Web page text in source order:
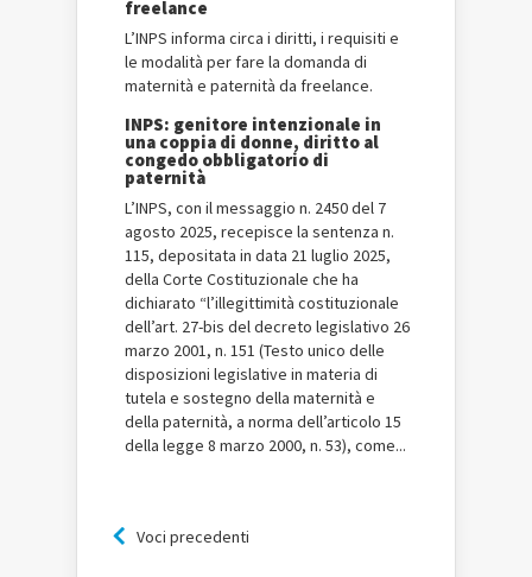
freelance
L’INPS informa circa i diritti, i requisiti e
le modalità per fare la domanda di
maternità e paternità da freelance.
INPS: genitore intenzionale in
una coppia di donne, diritto al
congedo obbligatorio di
paternità
L’INPS, con il messaggio n. 2450 del 7
agosto 2025, recepisce la sentenza n.
115, depositata in data 21 luglio 2025,
della Corte Costituzionale che ha
dichiarato “l’illegittimità costituzionale
dell’art. 27-bis del decreto legislativo 26
marzo 2001, n. 151 (Testo unico delle
disposizioni legislative in materia di
tutela e sostegno della maternità e
della paternità, a norma dell’articolo 15
della legge 8 marzo 2000, n. 53), come...
Voci precedenti